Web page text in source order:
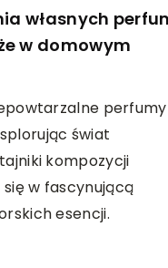
własnych
w domowym
świat
kompozycji
w fascynującą
esencji.
na wakacjach
Odkryj, jak lokalne
mogą wzbogacić
przekształcając
niezapomniane
kreatywności i nowych